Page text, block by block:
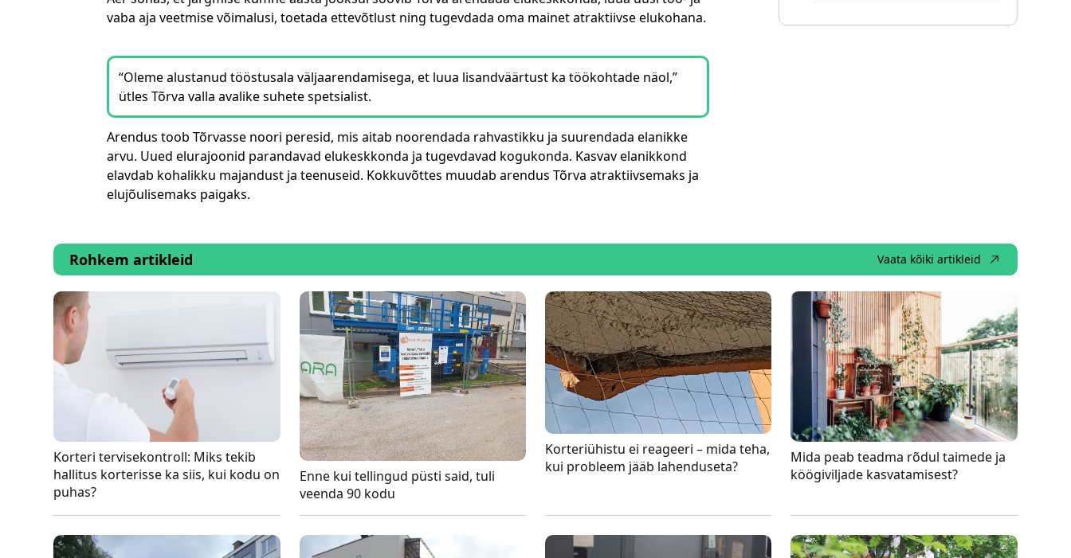
vaba aja veetmise võimalusi, toetada ettevõtlust ning tugevdada oma mainet atraktiivse elukohana.
“Oleme alustanud tööstusala väljaarendamisega, et luua lisandväärtust ka töökohtade näol,”
ütles Tõrva valla avalike suhete spetsialist.
Arendus toob Tõrvasse noori peresid, mis aitab noorendada rahvastikku ja suurendada elanikke
arvu. Uued elurajoonid parandavad elukeskkonda ja tugevdavad kogukonda. Kasvav elanikkond
elavdab kohalikku majandust ja teenuseid. Kokkuvõttes muudab arendus Tõrva atraktiivsemaks ja
elujõulisemaks paigaks.
Rohkem artikleid Vaata kõiki artikleid
Korteri tervisekontroll: Miks tekib
hallitus korterisse ka siis, kui kodu on
puhas?
Enne kui tellingud püsti said, tuli
veenda 90 kodu
Korteriühistu ei reageeri – mida teha,
kui probleem jääb lahenduseta?
Mida peab teadma rõdul taimede ja
köögiviljade kasvatamisest?